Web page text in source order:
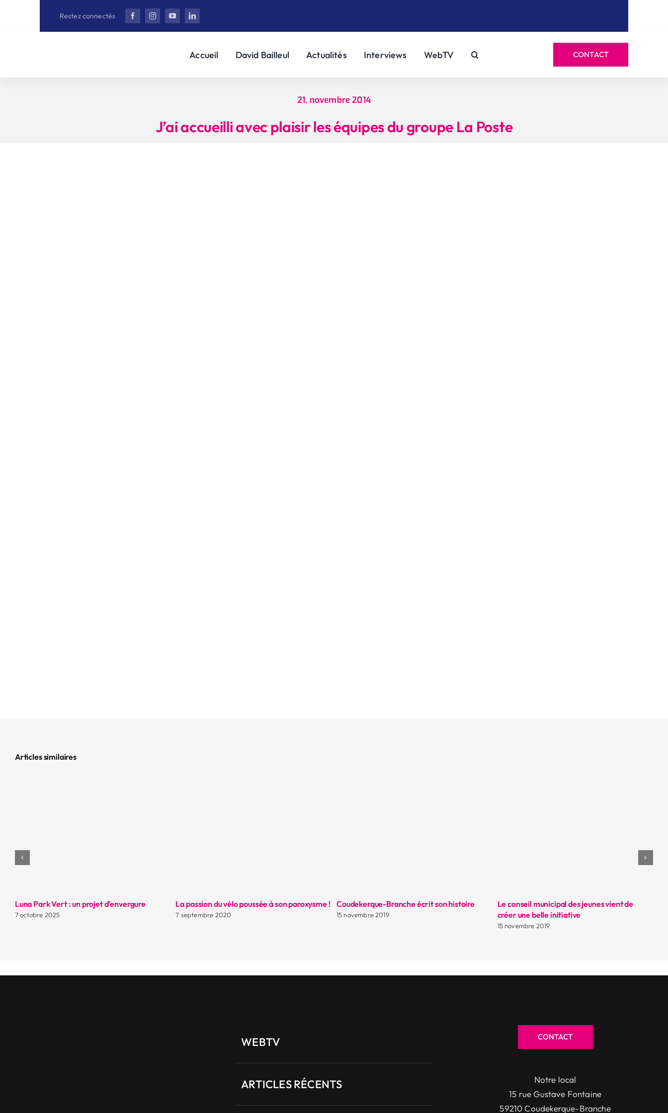
Restez connectés
Accueil David Bailleul Actualités Interviews WebTV CONTACT
21, novembre 2014
J’ai accueilli avec plaisir les équipes du groupe La Poste
Articles similaires
Luna Park Vert : un projet d’envergure
7 octobre 2025
La passion du vélo poussée à son paroxysme !
7 septembre 2020
Coudekerque-Branche écrit son histoire
15 novembre 2019
Le conseil municipal des jeunes vient de
créer une belle initiative
15 novembre 2019
WEBTV
ARTICLES RÉCENTS
CONTACT
Notre local
15 rue Gustave Fontaine
59210 Coudekerque-Branche